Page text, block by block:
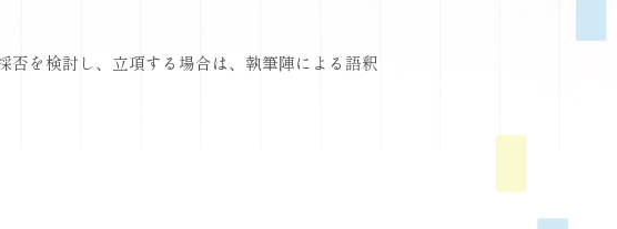
を検討し、立項する場合は、執筆陣による語釈